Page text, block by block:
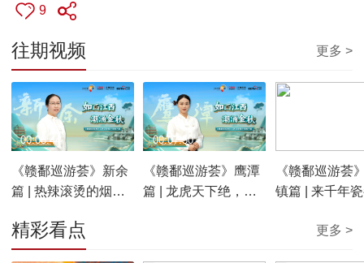
9
往期视频 更多 >
《赣鄱巡游荟》新余
篇 | 热辣滚烫的烟火
00:08:44
《赣鄱巡游荟》鹰潭
篇 | 龙虎天下绝，鹰
00:07:50
《赣鄱巡游荟
镇篇 | 来千年
精彩看点 更多 >